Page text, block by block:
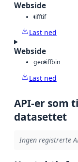
Webside
tifftif
Last ned
Webside
geotiffbin
Last ned
API-er som
datasettet
Ingen registrerte